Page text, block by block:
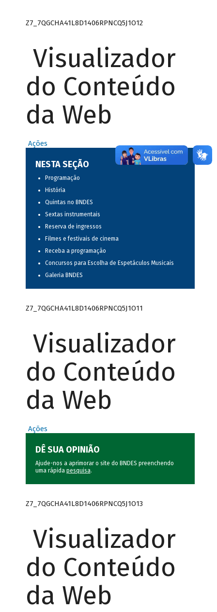
Z7_7QGCHA41L8D1406RPNCQ5J1O12
Visualizador
do Conteúdo
da Web
Ações
NESTA SEÇÃO
Programação
História
Quintas no BNDES
Sextas instrumentais
Reserva de ingressos
Filmes e festivais de cinema
Receba a programação
Concursos para Escolha de Espetáculos Musicais
Galeria BNDES
Z7_7QGCHA41L8D1406RPNCQ5J1O11
Visualizador
do Conteúdo
da Web
Ações
DÊ SUA OPINIÃO
Ajude-nos a aprimorar o site do BNDES preenchendo
uma rápida pesquisa.
Z7_7QGCHA41L8D1406RPNCQ5J1O13
Visualizador
do Conteúdo
da Web